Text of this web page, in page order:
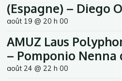
(Espagne) – Diego
août 19 @ 20 h 00
AMUZ Laus
– Pomponio Nenna
août 24 @ 22 h 00